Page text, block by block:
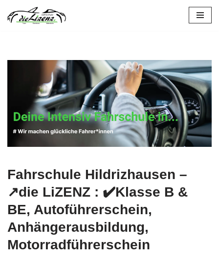
Fahrschule Hildrizhausen –
↗️die LiZENZ : ✔️Klasse B &
BE, Autoführerschein,
Anhängerausbildung,
Motorradführerschein